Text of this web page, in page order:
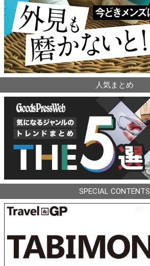
人気まとめ
SPECIAL CONTENTS